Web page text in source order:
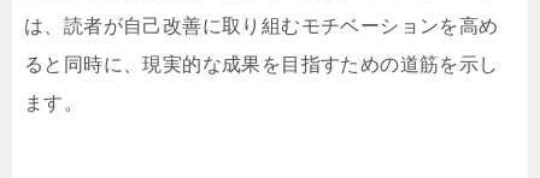
は、読者が自己改善に取り組むモチベーションを高め
ると同時に、現実的な成果を目指すための道筋を示し
ます。